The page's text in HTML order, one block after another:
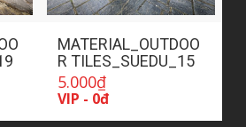
MATERIAL_OUTDOO
R TILES_SUEDU_15
5.000₫
VIP - 0đ